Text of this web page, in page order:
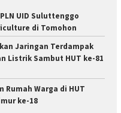
UID Suluttenggo
di Tomohon
Jaringan Terdampak
Listrik Sambut HUT ke-81
Rumah Warga di HUT
ke-18